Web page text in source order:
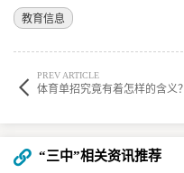
教育信息
PREV ARTICLE
体育单招究竟有着怎样的含义？
“三中”相关资讯推荐